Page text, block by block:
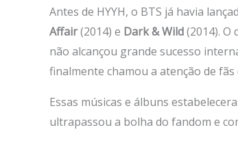
Antes de HYYH, o BTS já havia
Affair(2014) e Dark & Wild(2014). O
não alcançou grande sucesso
finalmente chamou a atenção de
Essas músicas e álbuns
ultrapassou a bolha do fandom e